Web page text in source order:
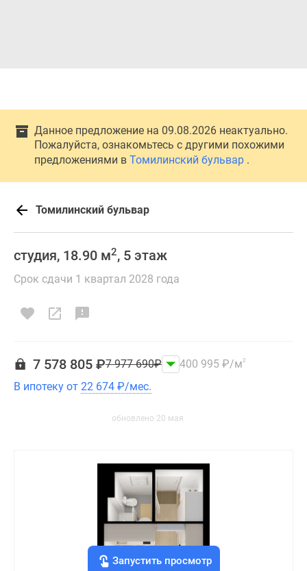
Данное предложение на 09.08.2026 неактуально.
Пожалуйста, ознакомьтесь с другими похожими
предложениями в Томилинский бульвар .
Томилинский бульвар
студия, 18.90 м2, 5 этаж
Срок сдачи 1 квартал 2028 года
7 578 805 ₽7 977 690₽ 400 995 ₽/м2
В ипотеку от 22 674 ₽/мес.
обновлено 20 мая
Запустить просмотр